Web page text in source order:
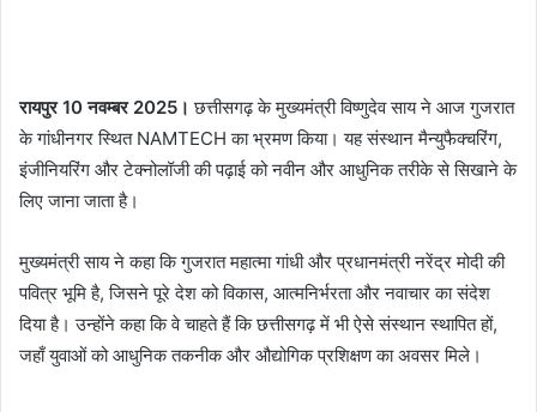
रायपुर 10 नवम्बर 2025।छत्तीसगढ़ के मुख्यमंत्री विष्णुदेव साय ने आज गुजरात
के गांधीनगर स्थित NAMTECH का भ्रमण किया। यह संस्थान मैन्युफैक्चरिंग,
इंजीनियरिंग और टेक्नोलॉजी की पढ़ाई को नवीन और आधुनिक तरीके से सिखाने के
लिए जाना जाता है।
मुख्यमंत्री साय ने कहा कि गुजरात महात्मा गांधी और प्रधानमंत्री नरेंद्र मोदी की
पवित्र भूमि है, जिसने पूरे देश को विकास, आत्मनिर्भरता और नवाचार का संदेश
दिया है। उन्होंने कहा कि वे चाहते हैं कि छत्तीसगढ़ में भी ऐसे संस्थान स्थापित हों,
जहाँ युवाओं को आधुनिक तकनीक और औद्योगिक प्रशिक्षण का अवसर मिले।